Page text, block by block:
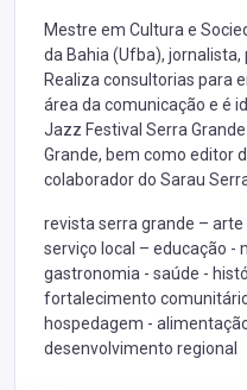
Mestre em Cultura e
da Bahia (Ufba),
Realiza consultorias para
área da comunicação e é
Jazz Festival Serra
Grande, bem como editor
colaborador do Sarau
revista serra grande –
serviço local – educação -
gastronomia - saúde -
fortalecimento
hospedagem -
desenvolvimento regional